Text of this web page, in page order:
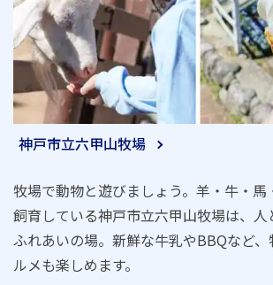
神戸市立六甲山牧場
牧場で動物と遊びましょう。羊・牛・馬
飼育している神戸市立六甲山牧場は、
ふれあいの場。新鮮な牛乳やBBQなど
ルメも楽しめます。